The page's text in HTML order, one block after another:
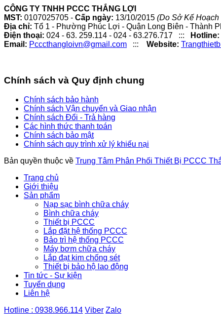
CÔNG TY TNHH PCCC THẮNG LỢI
MST: 0107025705 - Cấp ngày: 13/10/2015 (Do Sở Kế
Địa chỉ: Tổ 1 - Phường Phúc Lợi - Quận Long Biên - Thành
Điện thoại: 024 - 63. 259.114 - 024 - 63.276.717 ::: Hotline:
Email: Pcccthangloivn@gmail.com ::: Website:
Chính sách và Quy định chung
Chính sách bảo hành
Chính sách Vận chuyển và Giao nhận
Chính sách Đổi - Trả hàng
Các hình thức thanh toán
Chính sách bảo mật
Chính sách quy trình xử lý khiếu nại
Bản quyền thuộc về Trung Tâm Phân Phối Thiết Bị PCCC
Trang chủ
Giới thiệu
Sản phẩm
Nạp sạc bình chữa cháy
Bình chữa cháy
Thiết bị PCCC
Lắp đặt hệ thống PCCC
Bảo trì hệ thống PCCC
Máy bơm chữa cháy
Lắp đạt kim chống sét
Thiết bị bảo hộ lao động
Tin tức - Sự kiện
Tuyển dụng
Liên hệ
Hotline : 0938.966.114 Viber Zalo